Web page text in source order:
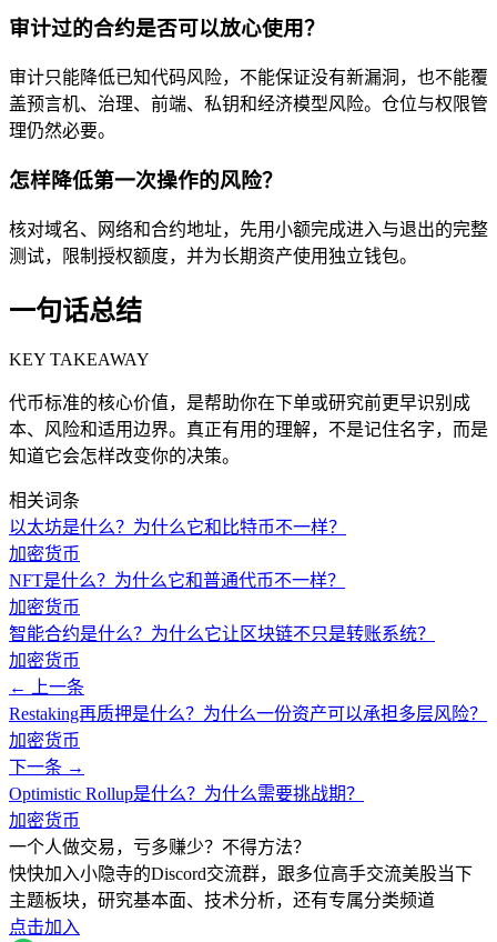
审计过的合约是否可以放心使用？
审计只能降低已知代码风险，不能保证没有新漏洞，也不能覆
盖预言机、治理、前端、私钥和经济模型风险。仓位与权限管
理仍然必要。
怎样降低第一次操作的风险？
核对域名、网络和合约地址，先用小额完成进入与退出的完整
测试，限制授权额度，并为长期资产使用独立钱包。
一句话总结
KEY TAKEAWAY
代币标准的核心价值，是帮助你在下单或研究前更早识别成
本、风险和适用边界。真正有用的理解，不是记住名字，而是
知道它会怎样改变你的决策。
相关词条
以太坊是什么？为什么它和比特币不一样？
加密货币
NFT是什么？为什么它和普通代币不一样？
加密货币
智能合约是什么？为什么它让区块链不只是转账系统？
加密货币
← 上一条
Restaking再质押是什么？为什么一份资产可以承担多层风险？
加密货币
下一条 →
Optimistic Rollup是什么？为什么需要挑战期？
加密货币
一个人做交易，亏多赚少？不得方法？
快快加入小隐寺的Discord交流群，跟多位高手交流美股当下
主题板块，研究基本面、技术分析，还有专属分类频道
点击加入